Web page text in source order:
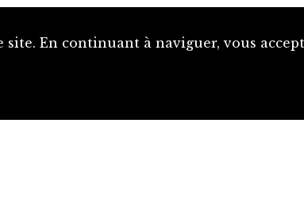
En continuant à naviguer, vous